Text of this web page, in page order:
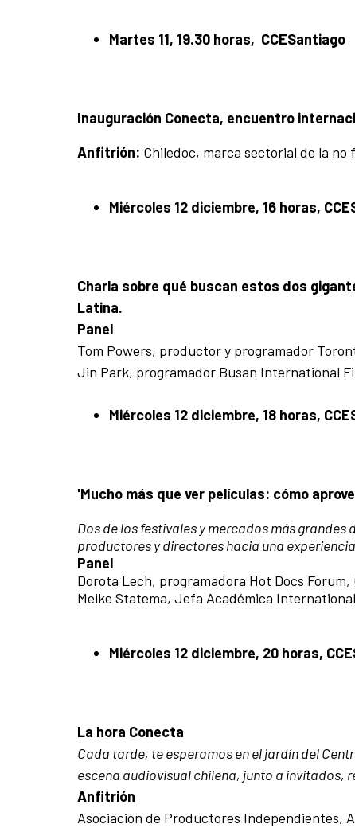
Martes 11, 19.30 horas, CCESantiago
Inauguración Conecta, encuentro
Anfitrión: Chiledoc, marca sectorial de la
Miércoles 12 diciembre, 16 horas,
Charla sobre qué buscan estos dos
Latina.
Panel
Tom Powers, productor y programador
Jin Park, programador Busan International
Miércoles 12 diciembre, 18 horas,
'Mucho más que ver películas: cómo
Dos de los festivales y mercados más
productores y directores hacia una
Panel
Dorota Lech, programadora Hot Docs
Meike Statema, Jefa Académica
Miércoles 12 diciembre, 20 horas,
La hora Conecta
Cada tarde, te esperamos en el jardín del
escena audiovisual chilena, junto a invitados,
Anfitrión
Asociación de Productores Independientes,